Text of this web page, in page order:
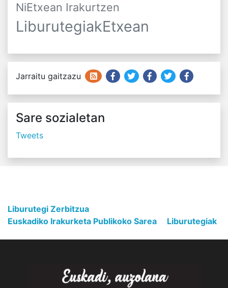
NiEtxean Irakurtzen
LiburutegiakEtxean
Jarraitu gaitzazu
Sare sozialetan
Tweets
Liburutegi Zerbitzua
Euskadiko Irakurketa Publikoko Sarea
Liburutegiak